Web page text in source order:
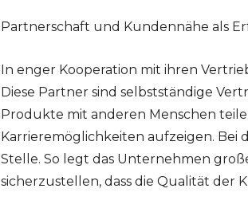
Partnerschaft und Kundennähe als
In enger Kooperation mit ihren
Diese Partner sind selbstständige
Produkte mit anderen Menschen
Karrieremöglichkeiten aufzeigen. Bei
Stelle. So legt das Unternehmen
sicherzustellen, dass die Qualität der